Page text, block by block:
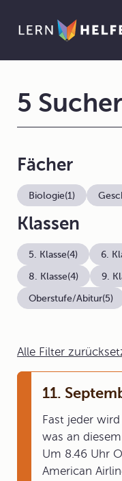
Alle Filter
11.
Fast jeder
was an
Um 8.46 Uhr
American
5
Fächer
Biologie(1)
Klassen
5. Klasse(4) 6.
8. Klasse(4) 9.
Oberstufe/Abitur(5)